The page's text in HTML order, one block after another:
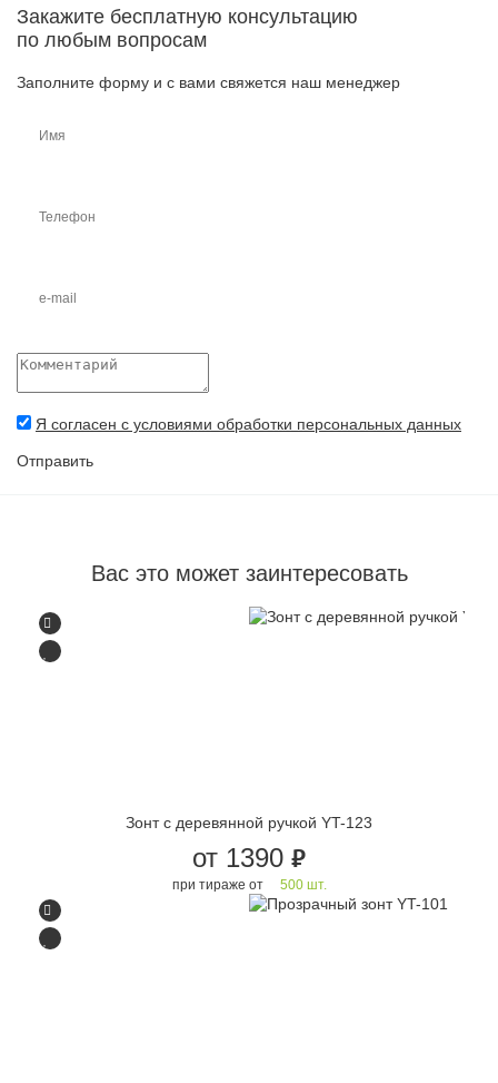
Закажите бесплатную консультацию
по любым вопросам
Заполните форму и с вами свяжется наш менеджер
Я согласен с условиями обработки персональных данных
Отправить
Вас это может заинтересовать
Зонт с деревянной ручкой YT-123
от 1390 руб.
при тираже от 500 шт.